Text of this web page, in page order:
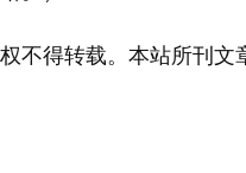
得转载。本站所刊文